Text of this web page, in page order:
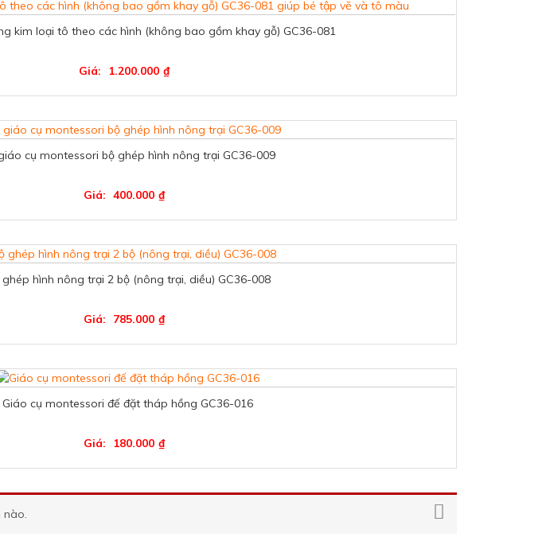
kim loại tô theo các hình (không bao gồm khay gỗ) GC36-081
Giá: 1.200.000 ₫
cụ montessori bộ ghép hình nông trại GC36-009
Giá: 400.000 ₫
ghép hình nông trại 2 bộ (nông trại, diều) GC36-008
Giá: 785.000 ₫
Giáo cụ montessori đế đặt tháp hồng GC36-016
Giá: 180.000 ₫
nào.